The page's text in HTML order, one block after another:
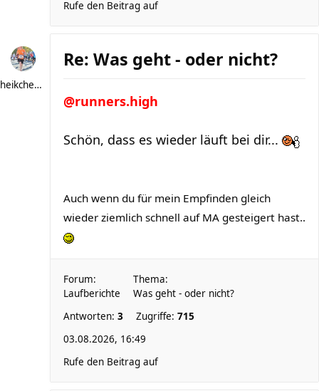
Rufe den Beitrag auf
heikchen007
Re: Was geht - oder nicht?
@runners.high
Schön, dass es wieder läuft bei dir...
Auch wenn du für mein Empfinden gleich
wieder ziemlich schnell auf MA gesteigert hast..
Forum:
Laufberichte
Thema:
Was geht - oder nicht?
Antworten: 3 Zugriffe: 715
03.08.2026, 16:49
Rufe den Beitrag auf